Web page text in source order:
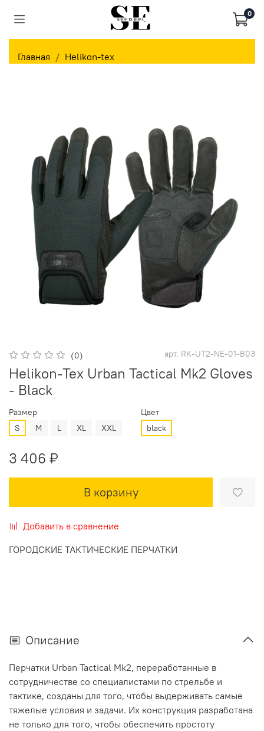
0
Главная Helikon-tex
(0) арт. RK-UT2-NE-01-B03
Helikon-Tex Urban Tactical Mk2 Gloves
- Black
Размер
S
M L XL XXL
Цвет
black
3 406 ₽
В корзину
Добавить в сравнение
ГОРОДСКИЕ ТАКТИЧЕСКИЕ ПЕРЧАТКИ
Описание
Перчатки Urban Tactical Mk2, переработанные в
сотрудничестве со специалистами по стрельбе и
тактике, созданы для того, чтобы выдерживать самые
тяжелые условия и задачи. Их конструкция разработана
не только для того, чтобы обеспечить простоту